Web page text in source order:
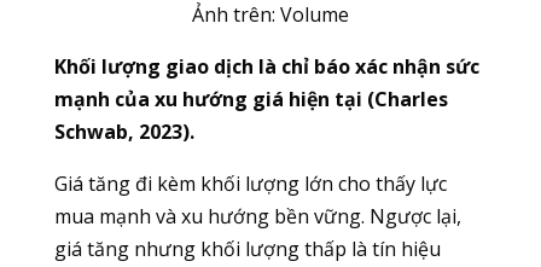
Ảnh trên: Volume
Khối lượng giao dịch là chỉ báo xác nhận sức
mạnh của xu hướng giá hiện tại (Charles
Schwab, 2023).
Giá tăng đi kèm khối lượng lớn cho thấy lực
mua mạnh và xu hướng bền vững. Ngược lại,
giá tăng nhưng khối lượng thấp là tín hiệu